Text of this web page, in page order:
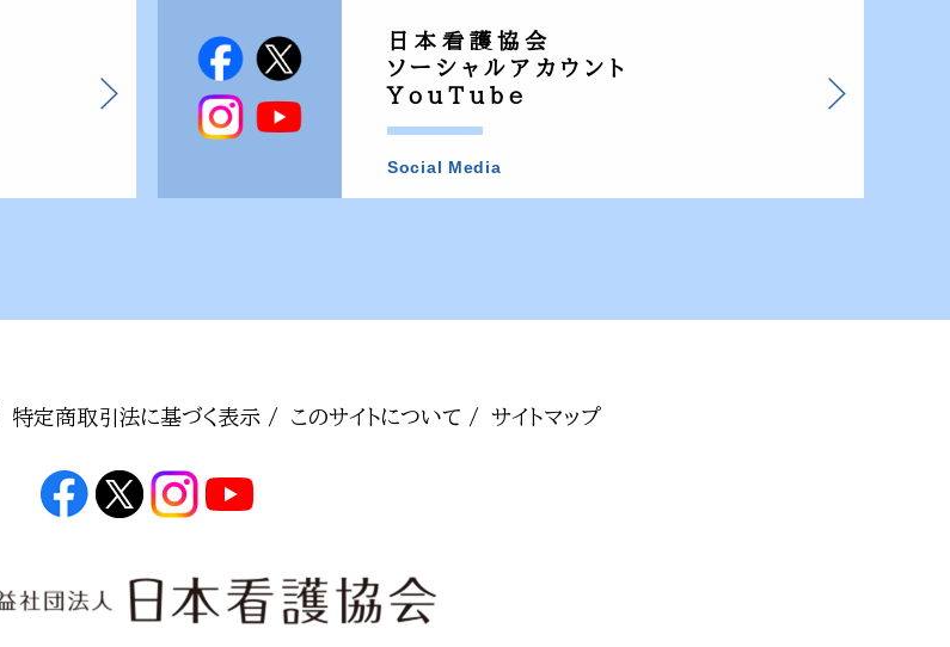
日本看護協会
ソーシャルアカウント
YouTube
Social Media
特定商取引法に基づく表示 / このサイトについて / サイトマップ